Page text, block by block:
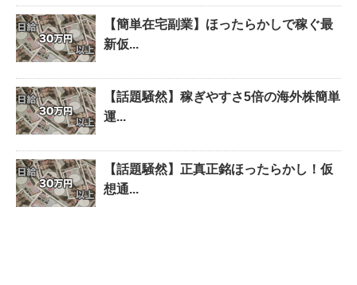
【簡単在宅副業】ほったらかしで稼ぐ最
新仮...
【話題騒然】稼ぎやすさ5倍の海外株簡単
運...
【話題騒然】正真正銘ほったらかし！仮
想通...